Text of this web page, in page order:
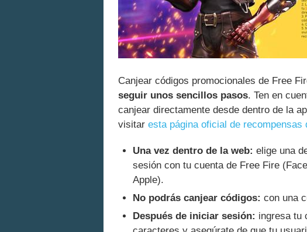
Canjear códigos promocionales de Free
seguir unos sencillos pasos. Ten en
canjear directamente desde dentro de la
visitar esta página oficial de recompensas
Una vez dentro de la web: elige una
sesión con tu cuenta de Free Fire
Apple).
No podrás canjear códigos: con una
Después de iniciar sesión: ingresa tu